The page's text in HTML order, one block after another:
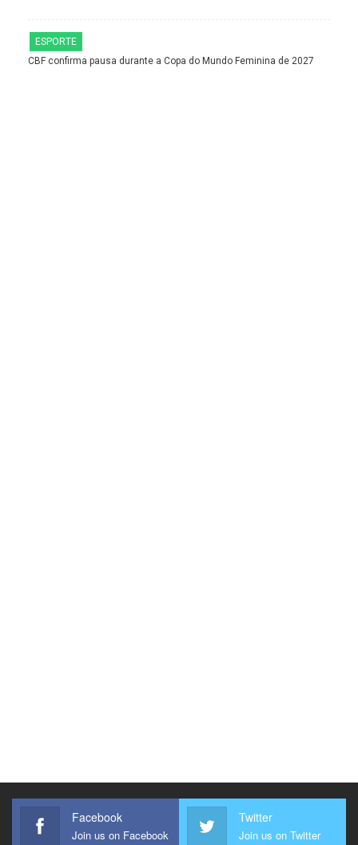
ESPORTE
CBF confirma pausa durante a Copa do Mundo Feminina de 2027
Facebook
Join us on Facebook
Twitter
Join us on Twitter